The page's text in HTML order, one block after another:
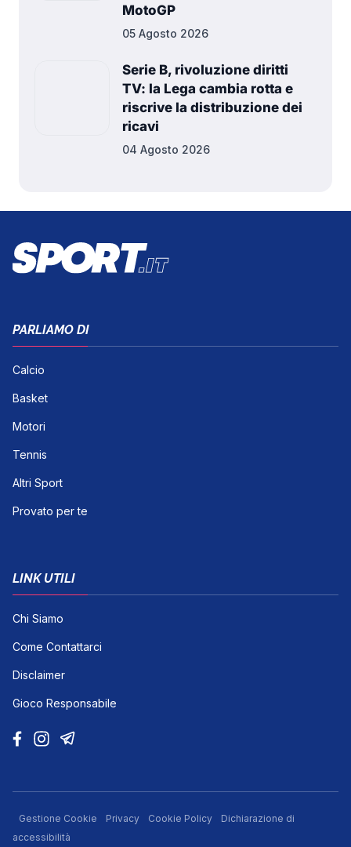
MotoGP
05 Agosto 2026
Serie B, rivoluzione diritti
TV: la Lega cambia rotta e
riscrive la distribuzione dei
ricavi
04 Agosto 2026
PARLIAMO DI
Calcio
Basket
Motori
Tennis
Altri Sport
Provato per te
LINK UTILI
Chi Siamo
Come Contattarci
Disclaimer
Gioco Responsabile
Gestione Cookie Privacy Cookie Policy
Dichiarazione di
accessibilità